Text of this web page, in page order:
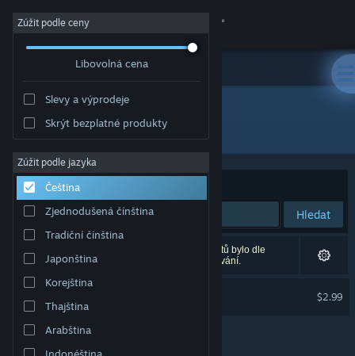
Přihlásit se
Komunita
Informace
Podpora
Změnit jazyk
Mobilní aplikace služby Steam
Desktopová verze stránky
Zúžit podle ceny
Libovolná cena
Slevy a výprodeje
Skrýt bezplatné produkty
Zúžit podle jazyka
Čeština
Zjednodušená čínština
Tradiční čínština
Japonština
Korejština
Thajština
Arabština
Vývojář: IV Productions
Seřadit podle
Hledat
Vašemu zadání odpovídá 1 výsledek. 23 produktů bylo dle
Vašich předvoleb vyloučeno z výsledků vyhledávání.
$2.99